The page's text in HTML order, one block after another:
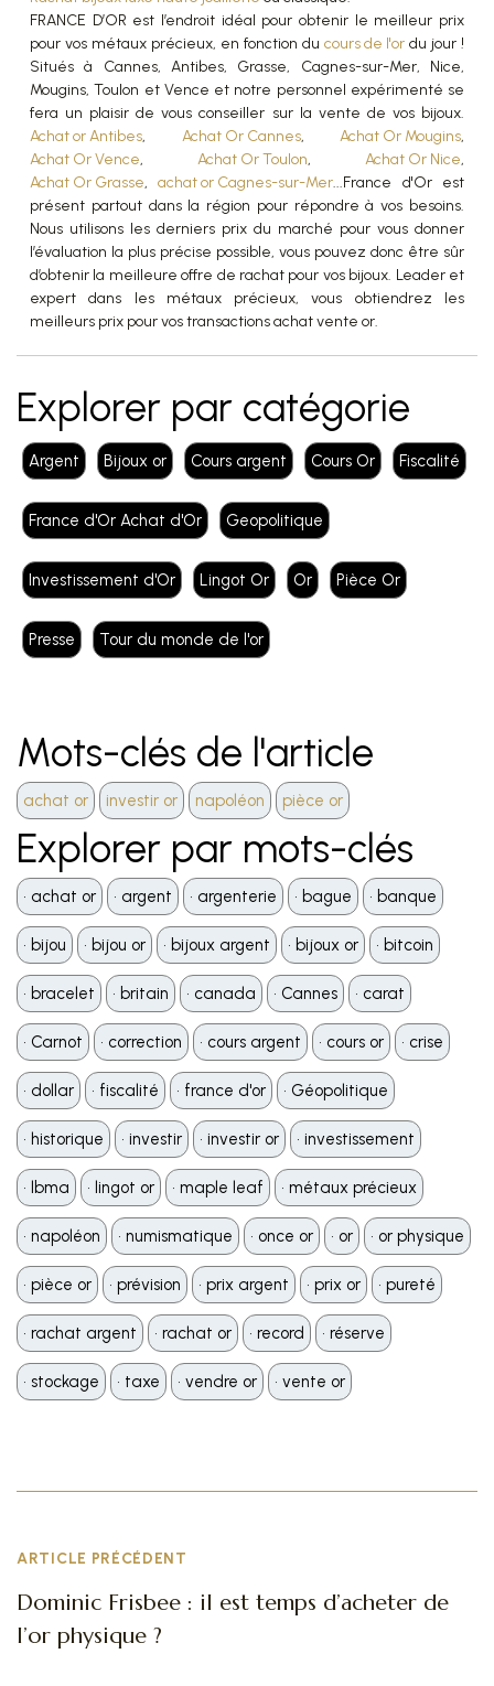
FRANCE D’OR est l’endroit idéal pour obtenir le meilleur prix
pour vos métaux précieux, en fonction du cours de l'or du jour !
Situés à Cannes, Antibes, Grasse, Cagnes-sur-Mer, Nice,
Mougins, Toulon et Vence et notre personnel expérimenté se
fera un plaisir de vous conseiller sur la vente de vos bijoux.
Achat or Antibes, Achat Or Cannes, Achat Or Mougins,
Achat Or Vence, Achat Or Toulon, Achat Or Nice,
Achat Or Grasse,achat or Cagnes-sur-Mer...France d'Or est
présent partout dans la région pour répondre à vos besoins.
Nous utilisons les derniers prix du marché pour vous donner
l’évaluation la plus précise possible, vous pouvez donc être sûr
d’obtenir la meilleure offre de rachat pour vos bijoux. Leader et
expert dans les métaux précieux, vous obtiendrez les
meilleurs prix pour vos transactions achat vente or.
Explorer par catégorie
Argent Bijoux or Cours argent Cours Or Fiscalité
France d'Or Achat d'Or Geopolitique
Investissement d'Or Lingot Or Or Pièce Or
Presse Tour du monde de l'or
Mots-clés de l'article
achat or investir or napoléon pièce or
Explorer par mots-clés
•️ achat or •️ argent •️ argenterie •️ bague •️ banque
•️ bijou •️ bijou or •️ bijoux argent •️ bijoux or •️ bitcoin
•️ bracelet •️ britain •️ canada •️ Cannes •️ carat
•️ Carnot •️ correction •️ cours argent •️ cours or •️ crise
•️ dollar •️ fiscalité •️ france d'or •️ Géopolitique
•️ historique •️ investir •️ investir or •️ investissement
•️ lbma •️ lingot or •️ maple leaf •️ métaux précieux
•️ napoléon •️ numismatique •️ once or •️ or •️ or physique
•️ pièce or •️ prévision •️ prix argent •️ prix or •️ pureté
•️ rachat argent •️ rachat or •️ record •️ réserve
•️ stockage •️ taxe •️ vendre or •️ vente or
ARTICLE PRÉCÉDENT
Dominic Frisbee : il est temps d’acheter de
l’or physique ?